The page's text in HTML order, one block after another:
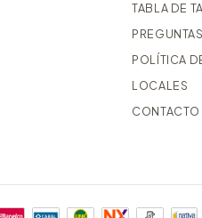
TABLA DE
POLÍTICA
LOCALES
CONTACTO